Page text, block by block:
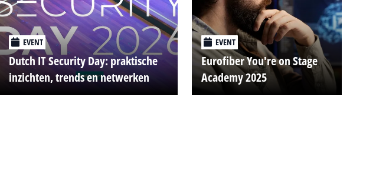
EVENT
Dutch IT Security Day: praktische
inzichten, trends en netwerken
EVENT
Eurofiber You're on Stage
Academy 2025